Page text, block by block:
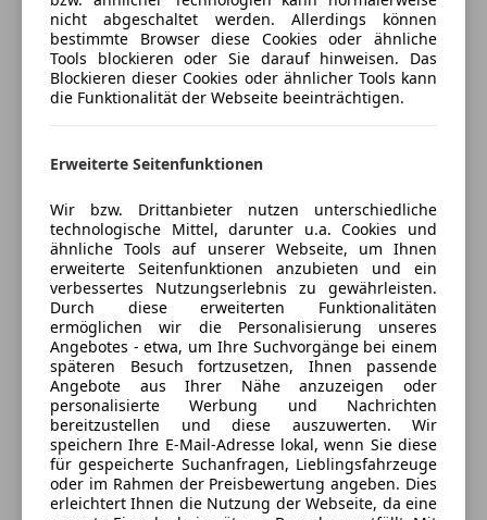
Volldigitales Kombiinstrument
W-Lan / Wifi Hotspot
Sicherheit
Abstandswarner
Alarmanlage
Beifahrerairbag
ESP
Fahrerairbag
Fernlichtassistent
Isofix
Kurvenlicht
LED-Scheinwerfer
LED-Tagfahrlicht
Müdigkeitswarnsystem
Nachtsicht-Assistent
Notbremsassistent
-HD-Matrix LED-Hauptscheinwerfer abgedunkelt
Porsche Exclusive Manufaktur
-Exclusive Design Heckleuchten Porsche Exclusive
Manufaktur
-Abstandsregeltempostat
-BOSE® Surround Sound-System
-Apple CarPlay
-Alarmanlage inkl. Innenraumüberwachung
-Licht-Design-Paket
-Sport Chrono Paket
-Hinterachslenkung
-SportDesign Paket mit SportDesign
Schwellerverkleidungen
-"PORSCHE" Schriftzug lackiert in Schwarz (matt)
-GT-Sportlenkrad Race-Tex inkl. Lenkradheizung und
Mode-Schalter
-Sportabgasanlage (Endrohrblenden in schwarz)
Jetzt berechnen
Verkäufer Händler
Marko GmbH
Sternebewertung 5 von 5
(97% Weiterempfehlungen)
Anbieter auf AutoScout24 seit 2017
Mienekugelweg 6,
9900 Lienz, AT
Kontakt
Daniel Marko
Alle Fahrzeuge des Anbieters
nicht abgeschaltet werden. Allerdings können
bestimmte Browser diese Cookies oder ähnliche
Tools blockieren oder Sie darauf hinweisen. Das
Blockieren dieser Cookies oder ähnlicher Tools kann
die Funktionalität der Webseite beeinträchtigen.
Erweiterte Seitenfunktionen
Wir bzw. Drittanbieter nutzen unterschiedliche
technologische Mittel, darunter u.a. Cookies und
ähnliche Tools auf unserer Webseite, um Ihnen
erweiterte Seitenfunktionen anzubieten und ein
verbessertes Nutzungserlebnis zu gewährleisten.
Durch diese erweiterten Funktionalitäten
ermöglichen wir die Personalisierung unseres
Angebotes - etwa, um Ihre Suchvorgänge bei einem
späteren Besuch fortzusetzen, Ihnen passende
Angebote aus Ihrer Nähe anzuzeigen oder
personalisierte Werbung und Nachrichten
bereitzustellen und diese auszuwerten. Wir
speichern Ihre E-Mail-Adresse lokal, wenn Sie diese
für gespeicherte Suchanfragen, Lieblingsfahrzeuge
oder im Rahmen der Preisbewertung angeben. Dies
erleichtert Ihnen die Nutzung der Webseite, da eine